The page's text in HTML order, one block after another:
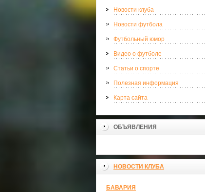
Новости клуба
Новости футбола
Футбольный юмор
Видео о футболе
Статьи о спорте
Полезная информация
Карта сайта
ОБЪЯВЛЕНИЯ
НОВОСТИ КЛУБА
БАВАРИЯ